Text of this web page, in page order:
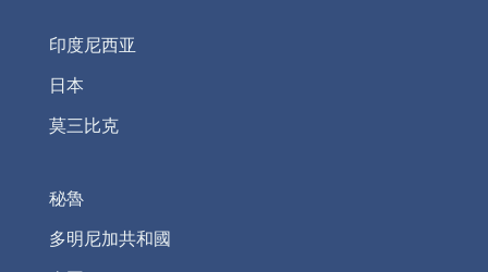
印度尼西亚
日本
莫三比克
秘魯
多明尼加共和國